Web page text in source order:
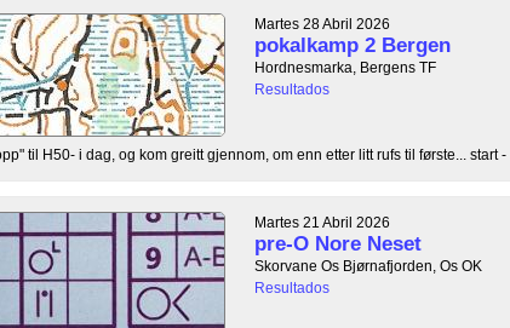
Martes 28 Abril 2026
pokalkamp 2 Bergen
Hordnesmarka, Bergens TF
Resultados
til H50- i dag, og kom greitt gjennom, om enn etter litt rufs til første... start -
Martes 21 Abril 2026
pre-O Nore Neset
Skorvane Os Bjørnafjorden, Os OK
Resultados